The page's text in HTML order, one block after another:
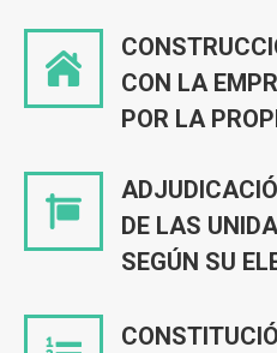
CON LA
POR LA
DE LAS
SEGÚN SU